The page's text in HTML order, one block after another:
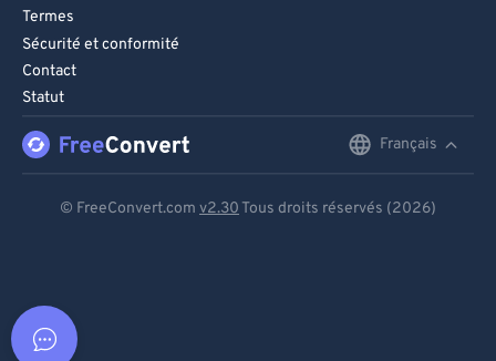
Termes
Sécurité et conformité
Contact
Statut
Français
© FreeConvert.com v2.30 Tous droits réservés (2026)